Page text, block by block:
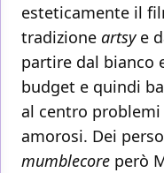
esteticamente il
tradizione artsye
partire dal bianco
budget e quindi
al centro
amorosi. Dei
mumblecore però